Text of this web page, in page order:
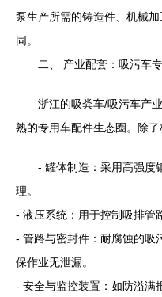
泵生产所需的铸造件、机械
同。
二、 产业配套：吸污车
浙江的吸粪车/吸污车产
熟的专用车配件生态圈。除
- 罐体制造：采用高强度
理。
- 液压系统：用于控制吸排管
- 管路与密封件：耐腐蚀的吸
保作业无泄漏。
- 安全与监控装置：如防溢满